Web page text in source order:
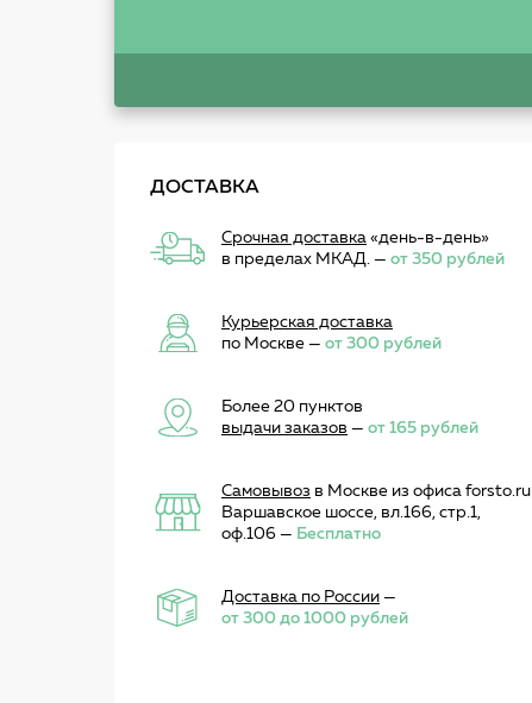
ДОСТАВКА
Срочная доставка «день-в-день»
в пределах МКАД. — от 350 рублей
Курьерская доставка
по Москве — от 300 рублей
Более 20 пунктов
выдачи заказов — от 165 рублей
Самовывоз в Москве из офиса forsto.ru
Варшавское шоссе, вл.166, стр.1,
оф.106 — Бесплатно
Доставка по России —
от 300 до 1000 рублей